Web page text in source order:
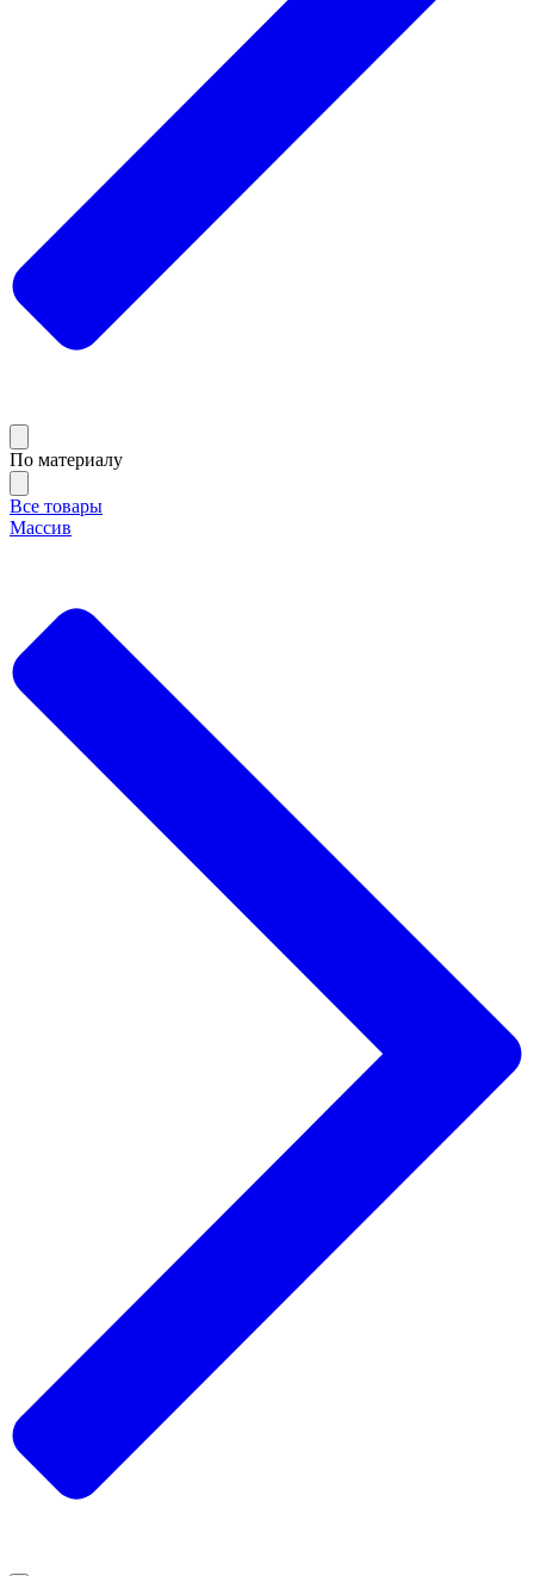
По материалу
Все товары
Массив